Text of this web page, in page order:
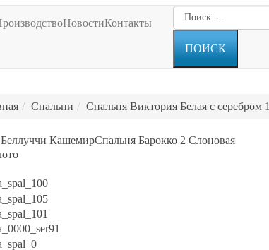
НовостиКонтакты
Спальни Спальня Виктория Белая с серебром 1
КашемирСпальня Барокко 2 Слоновая